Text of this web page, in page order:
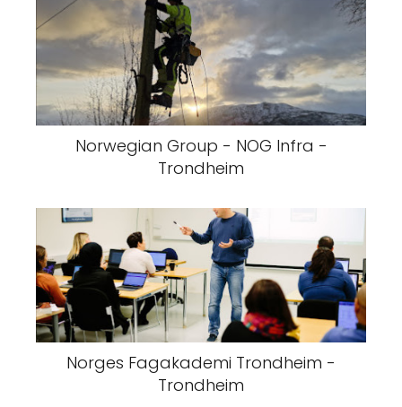
Norwegian Group - NOG Infra -
Trondheim
Norges Fagakademi Trondheim -
Trondheim